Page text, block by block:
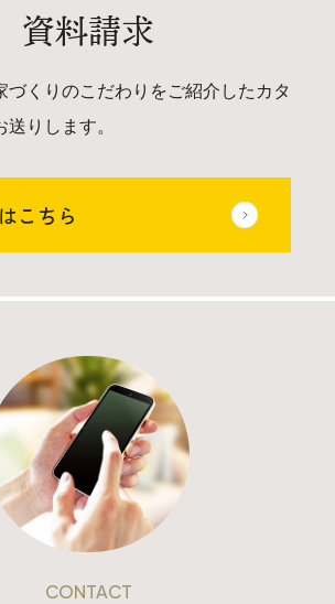
資料請求
づくりのこだわりをご紹介したカタ
送りします。
こちら
CONTACT